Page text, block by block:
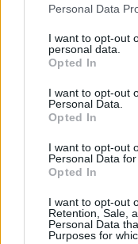
Personal Data
I want to opt-out
personal data.
Opted In
I want to opt-out
Personal Data.
Opted In
I want to opt-out
Personal Data
Opted In
I want to opt-out
Retention, Sale,
Personal Data
Purposes for